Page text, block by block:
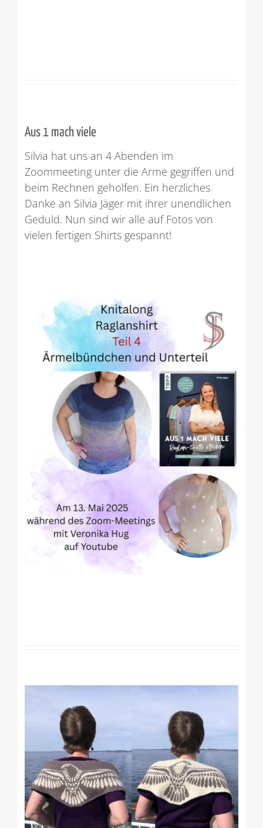
Aus 1 mach viele
Silvia hat uns an 4 Abenden im
Zoommeeting unter die Arme gegriffen und
beim Rechnen geholfen. Ein herzliches
Danke an Silvia Jäger mit ihrer unendlichen
Geduld. Nun sind wir alle auf Fotos von
vielen fertigen Shirts gespannt!